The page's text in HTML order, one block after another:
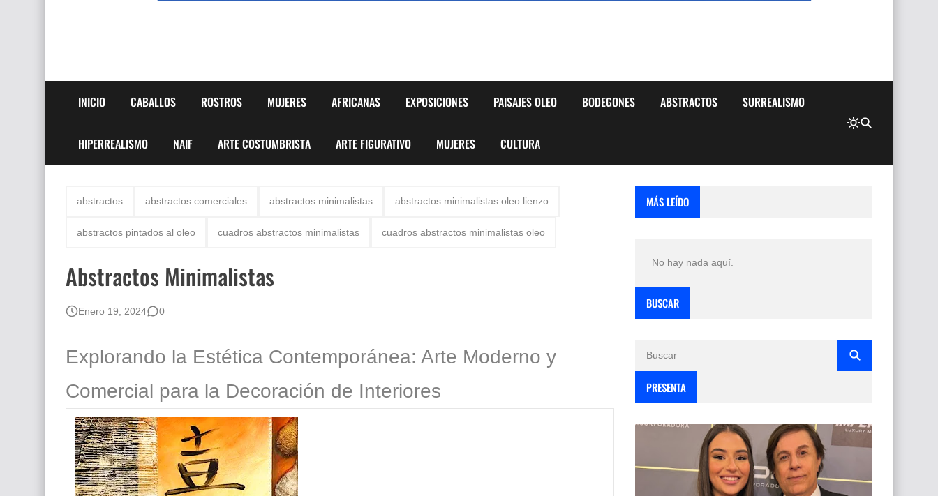
INICIO CABALLOS ROSTROS MUJERES AFRICANAS EXPOSICIONES PAISAJES OLEO BODEGONES ABSTRACTOS SURREALISMO
HIPERREALISMO NAIF ARTE COSTUMBRISTA ARTE FIGURATIVO MUJERES CULTURA
abstractos abstractos comerciales abstractos minimalistas abstractos minimalistas oleo lienzo
abstractos pintados al oleo cuadros abstractos minimalistas cuadros abstractos minimalistas oleo
Abstractos Minimalistas
Enero 19, 2024 0
Explorando la Estética Contemporánea: Arte Moderno y
Comercial para la Decoración de Interiores
MÁS LEÍDO
No hay nada aquí.
BUSCAR
PRESENTA